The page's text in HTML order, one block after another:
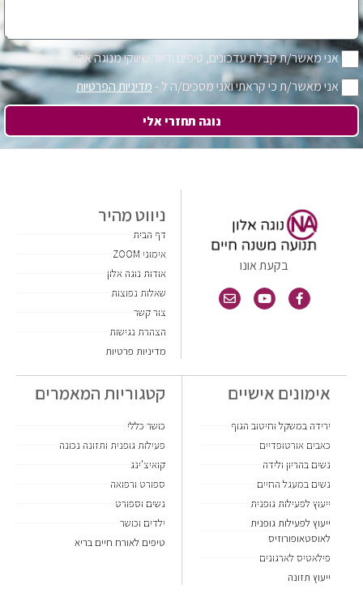
אני מאשר/ת קבלת עדכונים, טיפים ודיוור שיווקי מנוגה אלון
אני מאשר/ת כי קראתי ואני מסכים/ה ל -מדיניות הפרטיות
נוגה תחזרי אלי
בקעת אונו
ניווט מהיר
דף הבית
אימוני ZOOM
אודות נוגה אלון
שאלות נפוצות
צור קשר
הצהרת נגישות
מדיניות פרטיות
אימונים אישיים
ירידה במשקל וחיטוב הגוף
כאבים אורטופדיים
נשים בהריון ולידה
נשים במעגל החיים
ייעוץ לפעילות גופנית
ייעוץ לפעילות גופנית
לאוסטאופורוזיס
פילאטיס לארגונים
ייעוץ תזונה
קטגוריות המאמרים
כושר כללי
פעילות גופנית ותזונה נכונה
קואיצ'ינג
ספורט ורפואה
נשים וספורט
ילדים וכושר
טיפים לאורח חיים בריא